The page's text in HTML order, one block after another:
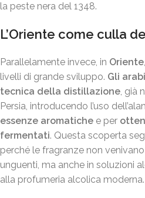
la peste nera del 1348.
L’Oriente come culla
Parallelamente invece, in Oriente
livelli di grande sviluppo. Gli
tecnica della distillazione, già
Persia, introducendo l’uso
essenze aromatiche e per
fermentati. Questa scoperta
perché le fragranze non
unguenti, ma anche in soluzioni
alla profumeria alcolica moderna.